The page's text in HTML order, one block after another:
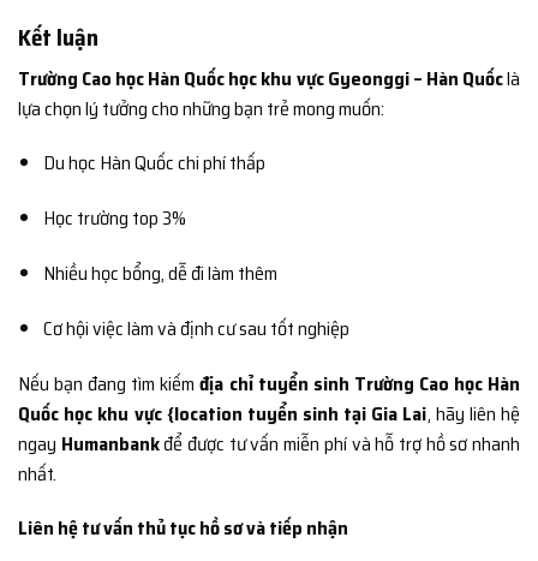
Kết luận
Trường Cao học Hàn Quốc học khu vực Gyeonggi – Hàn Quốclà
lựa chọn lý tưởng cho những bạn trẻ mong muốn:
Du học Hàn Quốc chi phí thấp
Học trường top 3%
Nhiều học bổng, dễ đi làm thêm
Cơ hội việc làm và định cư sau tốt nghiệp
Nếu bạn đang tìm kiếmđịa chỉ tuyển sinh Trường Cao học Hàn
Quốc học khu vực {location tuyển sinh tại Gia Lai, hãy liên hệ
ngay Humanbankđể được tư vấn miễn phí và hỗ trợ hồ sơ nhanh
nhất.
Liên hệ tư vấn thủ tục hồ sơ và tiếp nhận